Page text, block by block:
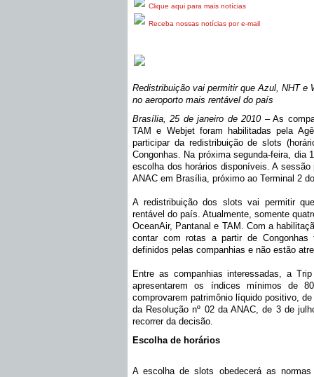
Clique aqui para mais notícias
Receba nossas notícias por e-mail
Redistribuição vai permitir que Azul, NHT e
no aeroporto mais rentável do país
Brasília, 25 de janeiro de 2010 –As
TAM e Webjet foram habilitadas pela
participar da redistribuição de slots
Congonhas. Na próxima segunda-feira, dia
escolha dos horários disponíveis. A
ANAC em Brasília, próximo ao Terminal 2
A redistribuição dos slots vai permitir
rentável do país. Atualmente, somente
OceanAir, Pantanal e TAM. Com a
contar com rotas a partir de
definidos pelas companhias e não estão
Entre as companhias interessadas, a
apresentarem os índices mínimos de
comprovarem patrimônio líquido positivo,
da Resolução nº 02 da ANAC, de 3 de
recorrer da decisão.
Escolha de horários
A escolha de slots obedecerá as